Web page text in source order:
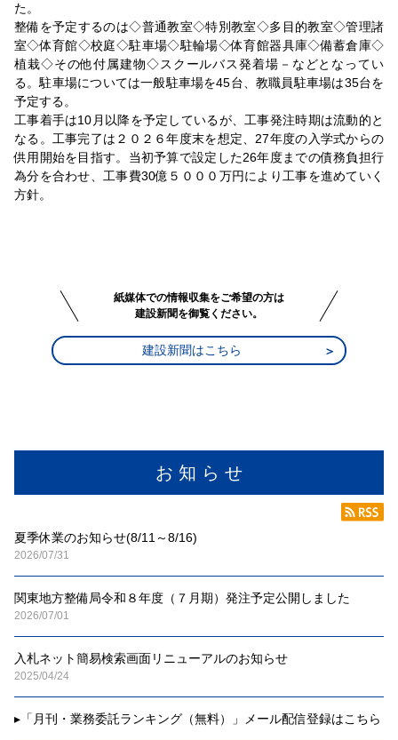
お 知 ら せ
夏季休業のお知らせ(8/11～8/16)
2026/07/31
関東地方整備局令和８年度（７月期）発注予定公開しました
2026/07/01
入札ネット簡易検索画面リニューアルのお知らせ
2025/04/24
▸ 「月刊・業務委託ランキング（無料）」メール配信登録はこちら
た。
整備を予定するのは◇普通教室◇特別教室◇多目的教室◇管理諸
室◇体育館◇校庭◇駐車場◇駐輪場◇体育館器具庫◇備蓄倉庫◇
植栽◇その他付属建物◇スクールバス発着場－などとなってい
る。駐車場については一般駐車場を45台、教職員駐車場は35台を
予定する。
工事着手は10月以降を予定しているが、工事発注時期は流動的と
なる。工事完了は２０２６年度末を想定、27年度の入学式からの
供用開始を目指す。当初予算で設定した26年度までの債務負担行
為分を合わせ、工事費30億５０００万円により工事を進めていく
方針。
紙媒体での情報収集をご希望の方は
建設新聞を御覧ください。
建設新聞はこちら